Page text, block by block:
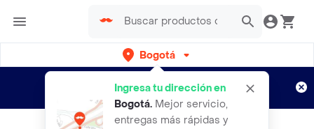
Bogotá
Ingresa tu dirección en
Bogotá. Mejor servicio,
entregas más rápidas y
envíos gratis por semanas
Aplican TyC